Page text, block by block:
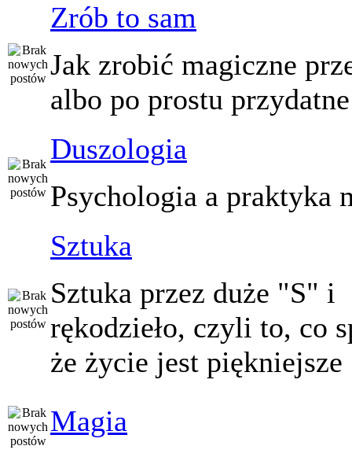
Zrób to sam
Jak zrobić magiczne
albo po prostu
Duszologia
Psychologia a praktyka
Sztuka
Sztuka przez duże "S" i
rękodzieło, czyli to, co
że życie jest piękniejsze
Magia